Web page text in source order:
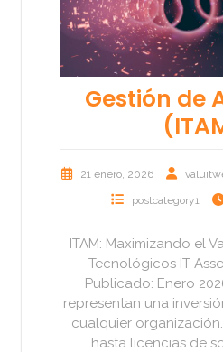
Gestión de
21 enero, 2026
postcategory1
ITAM: Maximizando el
Tecnológicos IT
Publicado: Enero
representan una
cualquier
hasta licencias de